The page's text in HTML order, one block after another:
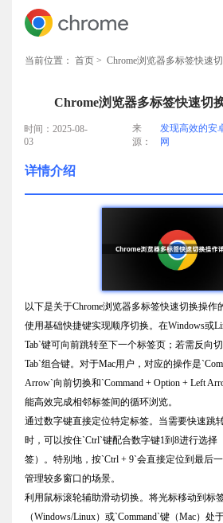
当前位置： 首页 > Chrome浏览器多标签快速
Chrome浏览器多标签快速切
时间：2025-08-
03
来
源：
发现高效的安
网
详情介绍
以下是关于Chrome浏览器多标签快速切换操作
使用基础快捷键实现顺序切换。在Windows或
Tab`键可向前跳转至下一个标签页；若需反向
Tab`组合键。对于Mac用户，对应的操作是
Arrow`向前切换和`Command + Option + Left
能高效完成相邻标签间的循环浏览。
通过数字键直接定位特定标签。当需要快速跳
时，可以按住`Ctrl`键配合数字键1到8进行选择
签）。特别地，按`Ctrl + 9`会直接定位到最后
管理较多窗口的场景。
利用鼠标滚轮辅助滑动切换。将光标移动到标
（Windows/Linux）或`Command`键（Mac）